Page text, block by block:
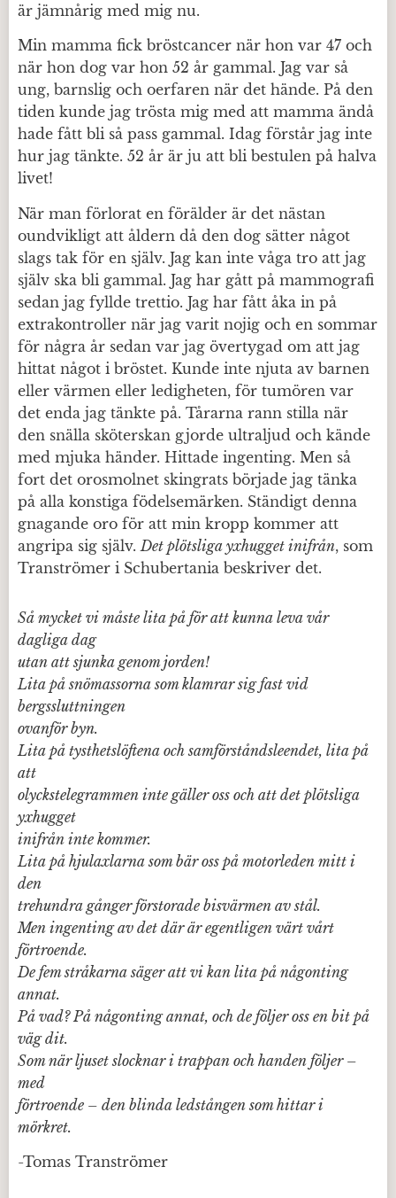
är jämnårig med mig nu.
Min mamma fick bröstcancer när hon var 47 och
när hon dog var hon 52 år gammal. Jag var så
ung, barnslig och oerfaren när det hände. På den
tiden kunde jag trösta mig med att mamma ändå
hade fått bli så pass gammal. Idag förstår jag inte
hur jag tänkte. 52 år är ju att bli bestulen på halva
livet!
När man förlorat en förälder är det nästan
oundvikligt att åldern då den dog sätter något
slags tak för en själv. Jag kan inte våga tro att jag
själv ska bli gammal. Jag har gått på mammografi
sedan jag fyllde trettio. Jag har fått åka in på
extrakontroller när jag varit nojig och en sommar
för några år sedan var jag övertygad om att jag
hittat något i bröstet. Kunde inte njuta av barnen
eller värmen eller ledigheten, för tumören var
det enda jag tänkte på. Tårarna rann stilla när
den snälla sköterskan gjorde ultraljud och kände
med mjuka händer. Hittade ingenting. Men så
fort det orosmolnet skingrats började jag tänka
på alla konstiga födelsemärken. Ständigt denna
gnagande oro för att min kropp kommer att
angripa sig själv. Det plötsliga yxhugget inifrån, som
Tranströmer i Schubertania beskriver det.
Så mycket vi måste lita på för att kunna leva vår
dagliga dag
utan att sjunka genom jorden!
Lita på snömassorna som klamrar sig fast vid
bergssluttningen
ovanför byn.
Lita på tysthetslöftena och samförståndsleendet, lita på
att
olyckstelegrammen inte gäller oss och att det plötsliga
yxhugget
inifrån inte kommer.
Lita på hjulaxlarna som bär oss på motorleden mitt i
den
trehundra gånger förstorade bisvärmen av stål.
Men ingenting av det där är egentligen värt vårt
förtroende.
De fem stråkarna säger att vi kan lita på någonting
annat.
På vad? På någonting annat, och de följer oss en bit på
väg dit.
Som när ljuset slocknar i trappan och handen följer –
med
förtroende – den blinda ledstången som hittar i
mörkret.
-Tomas Tranströmer